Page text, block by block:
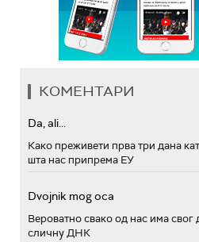
КОМЕНТАРИ
Da, ali...
Како преживети прва три дана
шта нас припрема ЕУ
Dvojnik mog oca
Вероватно свако од нас има свог
сличну ДНК